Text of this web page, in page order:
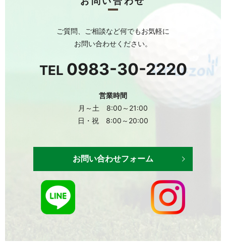
ご質問、ご相談など何でもお気軽に
お問い合わせください。
TEL 0983-30-2220
営業時間
月～土 8:00～21:00
日・祝 8:00～20:00
お問い合わせフォーム